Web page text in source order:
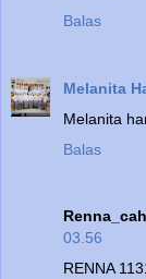
Balas
Melanita
Melanita
Balas
03.56
RENNA